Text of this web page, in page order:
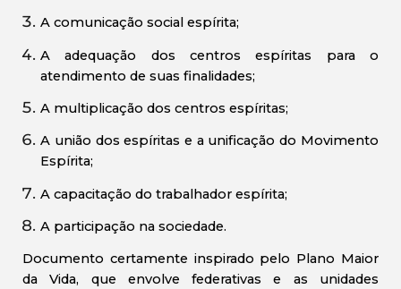
A comunicação social espírita;
A adequação dos centros espíritas para o
atendimento de suas finalidades;
A multiplicação dos centros espíritas;
A união dos espíritas e a unificação do Movimento
Espírita;
A capacitação do trabalhador espírita;
A participação na sociedade.
Documento certamente inspirado pelo Plano Maior
da Vida, que envolve federativas e as unidades